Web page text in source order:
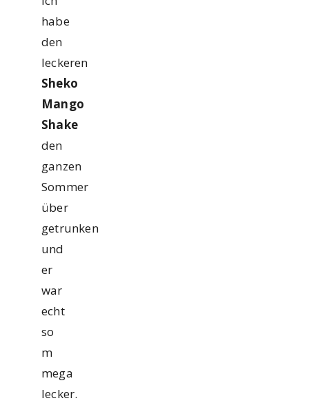
habe
den
leckeren
Sheko
Mango
Shake
den
ganzen
Sommer
über
getrunken
und
er
war
echt
so
m
mega
lecker.